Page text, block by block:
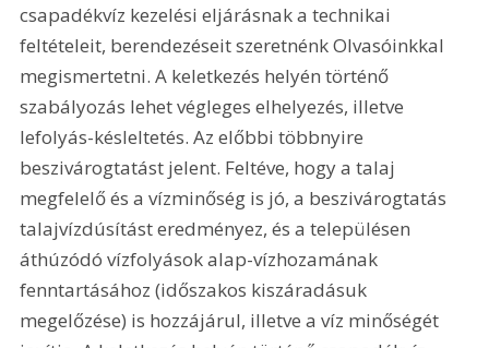
csapadékvíz kezelési eljárásnak a technikai
feltételeit, berendezéseit szeretnénk Olvasóinkkal
megismertetni. A keletkezés helyén történő
szabályozás lehet végleges elhelyezés, illetve
lefolyás-késleltetés. Az előbbi többnyire
beszivárogtatást jelent. Feltéve, hogy a talaj
megfelelő és a vízminőség is jó, a beszivárogtatás
talajvízdúsítást eredményez, és a településen
áthúzódó vízfolyások alap-vízhozamának
fenntartásához (időszakos kiszáradásuk
megelőzése) is hozzájárul, illetve a víz minőségét